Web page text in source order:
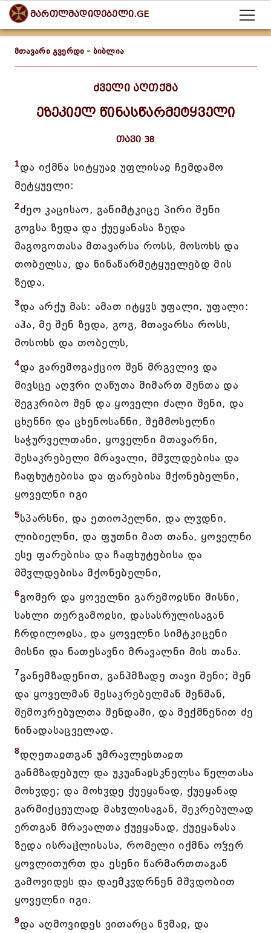
მართლმადიდებელი.GE
მთავარი გვერდი - ბიბლია
ძველი აღთქმა
ეზეკიელ წინასწარმეტყველი
თავი 38
1და იქმნა სიტყუაჲ უფლისაჲ ჩემდამო
მეტყუელი:
2ძეო კაცისაო, განიმტკიცე პირი შენი
გოგსა ზედა და ქუეყანასა ზედა
მაგოგოთასა მთავარსა როსს, მოსოხს და
თობელსა, და წინაწარმეტყუელებდ მის
ზედა.
3და არქუ მას: ამათ იტყჳს უფალი, უფალი:
აჰა, მე შენ ზედა, გოგ, მთავარსა როსს,
მოსოხს და თობელს,
4და გარემოგაქციო შენ მრგვლივ და
მივსცე აღჳრი ღაწუთა მიმართ შენთა და
შეგკრიბო შენ და ყოველი ძალი შენი, და
ცხენნი და ცხენოსანნი, შემმოსელნი
საჭურველთანი, ყოველნი მთავარნი,
შესაკრებელი მრავალი, მშჳლდებისა და
ჩაფხუტებისა და ფარებისა მქონებელნი,
ყოველნი იგი
5სპარსნი, და ეთიოპელნი, და ლჳდნი,
ლიბიელნი, და ფუთნი მათ თანა, ყოველნი
ესე ფარებისა და ჩაფხუტებისა და
მშჳლდებისა მქონებელნი,
6გომერ და ყოველნი გარემოჲსნი მისნი,
სახლი თერგამოჲსი, დასასრულისაგან
ჩრდილოჲსა, და ყოველნი სიმტკიცენი
მისნი და ნათესავნი მრავალნი მის თანა.
7განემზადენით, განჰმზადე თავი შენი; შენ
და ყოველმან შესაკრებელმან შენმან,
შემოკრებულთა შენდამი, და მექმნენით ძე
წინადასაცველად.
8დღეთაჲთგან უმრავლესთაჲთ
განმზადებულ და უკუანაჲსკნელსა წელთასა
მოხჳდე; და მოხჳდე ქუეყანად, ქუეყანად
გარმიქცეულად მახჳლისაგან, შეკრებულად
ერთგან მრავალთა ქუეყანად, ქუეყანასა
ზედა ისრაჱლისასა, რომელი იქმნა ოჴერ
ყოვლითურთ და ესენი წარმართთაგან
გამოვიდეს და დაემკჳდრნენ მშჳდობით
ყოველნი იგი.
9და აღმოვიდეს ვითარცა წჳმაჲ, და